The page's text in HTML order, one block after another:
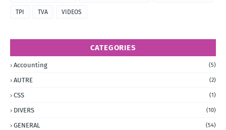
TPI TVA VIDEOS
CATEGORIES
Accounting (5)
AUTRE (2)
CSS (1)
DIVERS (10)
GENERAL (54)